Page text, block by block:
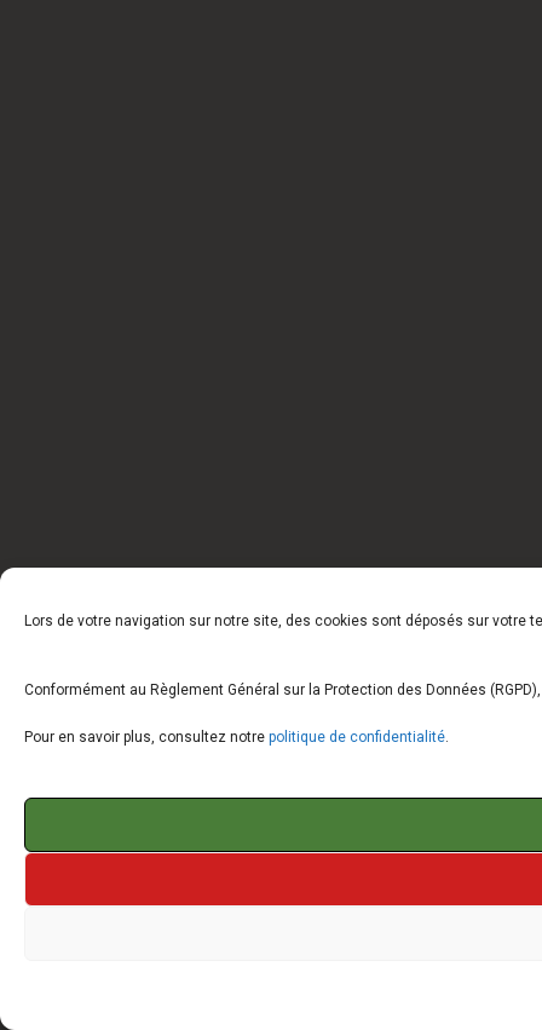
Lors de votre navigation sur notre site, des cookies sont déposés sur votre
Conformément au Règlement Général sur la Protection des Données
Pour en savoir plus, consultez notre politique de confidentialité.